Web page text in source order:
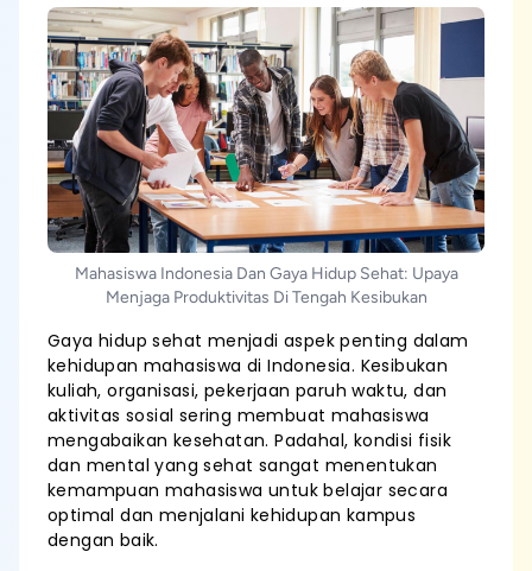
Mahasiswa Indonesia Dan Gaya Hidup Sehat: Upaya
Menjaga Produktivitas Di Tengah Kesibukan
Gaya hidup sehat menjadi aspek penting dalam
kehidupan mahasiswa di Indonesia. Kesibukan
kuliah, organisasi, pekerjaan paruh waktu, dan
aktivitas sosial sering membuat mahasiswa
mengabaikan kesehatan. Padahal, kondisi fisik
dan mental yang sehat sangat menentukan
kemampuan mahasiswa untuk belajar secara
optimal dan menjalani kehidupan kampus
dengan baik.